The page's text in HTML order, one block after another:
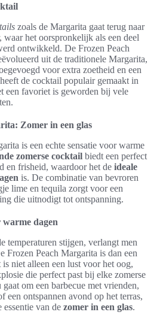
zoals de Margarita gaat terug naar
waar het oorspronkelijk als een deel
ontwikkeld. De Frozen Peach
uit de traditionele Margarita,
voor extra zoetheid en een
de cocktail populair gemaakt in
een favoriet is geworden bij vele
Zomer in een glas
is een echte sensatie voor warme
zomerse cocktail biedt een perfect
en frisheid, waardoor het de ideale
is. De combinatie van bevroren
lime en tequila zorgt voor een
die uitnodigt tot ontspanning.
dagen
temperaturen stijgen, verlangt men
Frozen Peach Margarita is dan een
niet alleen een lust voor het oog,
die perfect past bij elke zomerse
om een barbecue met vrienden,
een ontspannen avond op het terras,
van de zomer in een glas.